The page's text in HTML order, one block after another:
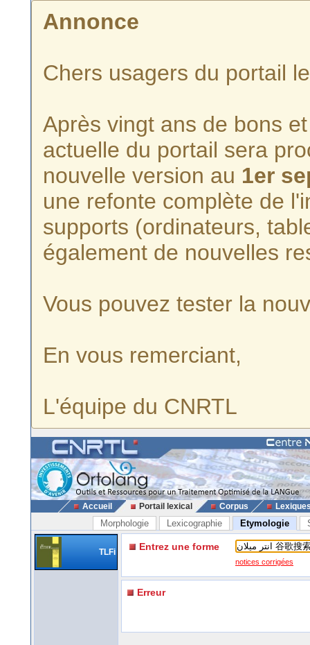
Annonce
Chers usagers du portail
Après vingt ans de bons
actuelle du portail sera
nouvelle version au 1er
une refonte complète de
supports (ordinateurs,
également de nouvelles
Vous pouvez tester la
En vous remerciant,
L'équipe du CNRTL
Accueil Portail lexical Corpus
Morphologie Lexicographie Etymologie
TLFi Entrez une forme
notices corrigées
Erreur